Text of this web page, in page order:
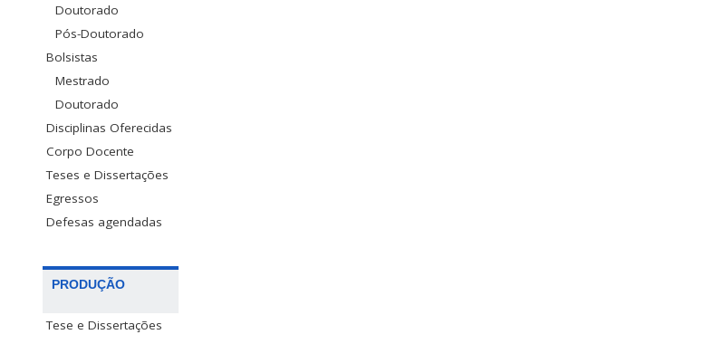
Doutorado
Pós-Doutorado
Bolsistas
Mestrado
Doutorado
Disciplinas Oferecidas
Corpo Docente
Teses e Dissertações
Egressos
Defesas agendadas
PRODUÇÃO
Tese e Dissertações